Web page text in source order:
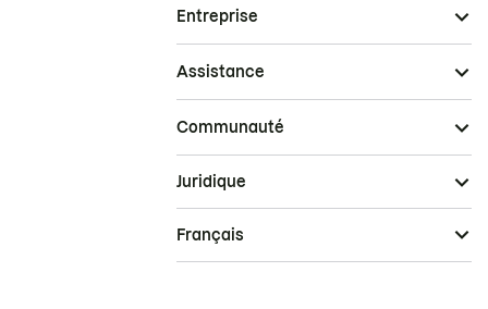
Entreprise
Assistance
Communauté
Juridique
Français